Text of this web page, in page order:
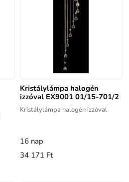
Kristálylámpa halogén
izzóval EX9001 01/15-701/2
Kristálylámpa halogén izzóval
16 nap
34 171 Ft